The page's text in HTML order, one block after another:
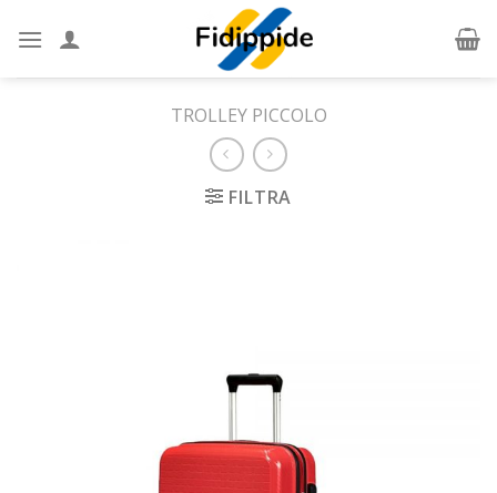
TROLLEY PICCOLO
FILTRA